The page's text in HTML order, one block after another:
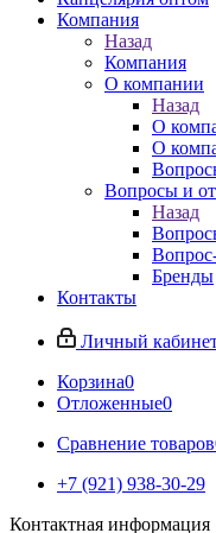
Компания
Назад
Компания
О компании
Назад
О
О
Вопросы и
Назад
Бренды
Контакты
Личный
Корзина0
Отложенные0
Сравнение товаров
+7 (921) 938-30-29
Контактная информация